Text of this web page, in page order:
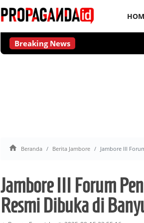
Breaking News
 Beranda Berita Jambore Jambore III
Jambore III Forum
Resmi Dibuka di